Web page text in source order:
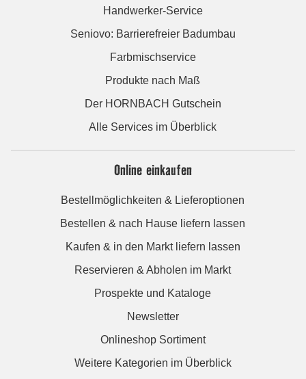
Handwerker-Service
Seniovo: Barrierefreier Badumbau
Farbmischservice
Produkte nach Maß
Der HORNBACH Gutschein
Alle Services im Überblick
Online einkaufen
Bestellmöglichkeiten & Lieferoptionen
Bestellen & nach Hause liefern lassen
Kaufen & in den Markt liefern lassen
Reservieren & Abholen im Markt
Prospekte und Kataloge
Newsletter
Onlineshop Sortiment
Weitere Kategorien im Überblick